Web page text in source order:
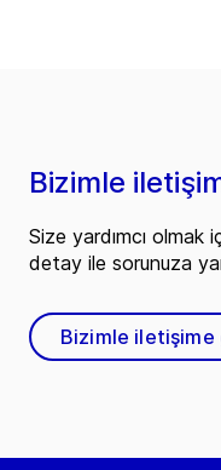
Bizimle
Size yardımcı olmak
detay ile sorunuza
Bizimle iletişime